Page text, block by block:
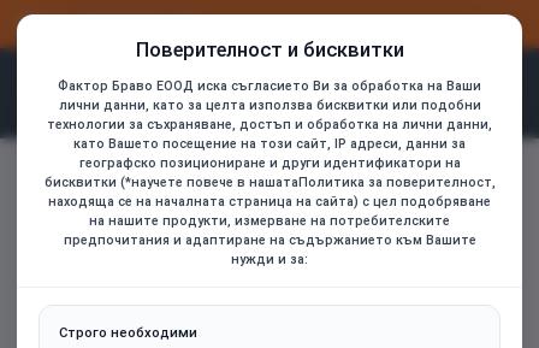
Поверителност и бисквитки
Фактор Браво ЕООД иска съгласието Ви за обработка на Ваши
лични данни, като за целта използва бисквитки или подобни
технологии за съхраняване, достъп и обработка на лични данни,
като Вашето посещение на този сайт, IP адреси, данни за
географско позициониране и други идентификатори на
бисквитки (*научете повече в нашатаПолитика за поверителност,
находяща се на началната страница на сайта) с цел подобряване
на нашите продукти, измерване на потребителските
предпочитания и адаптиране на съдържанието към Вашите
нужди и за:
Строго необходими
ВХОД
home
SEAGATE HDD External Basic (2.5'/1TB/USB 3.0)